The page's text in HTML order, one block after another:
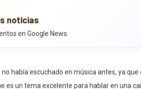
noticias
en Google News.
no había escuchado en música antes, ya
es un tema excelente para hablar en una